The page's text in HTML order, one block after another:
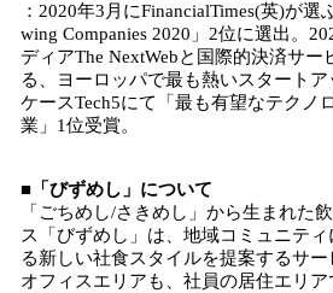
：2020年3月にFinancialTimes(英)が選
wing Companies 2020」2位に選出。
ディアThe NextWebと国際的決済サー
る、ヨーロッパで最も熱いスタート
ケースTech5にて「最も有望なテクノ
業」1位受賞。
■ 「びずめし」について
「ごちめし/さきめし」から生まれた
ス「びずめし」は、地域コミュニテ
る新しい社食スタイルを提案するサー
オフィスエリアも、社員の居住エリ